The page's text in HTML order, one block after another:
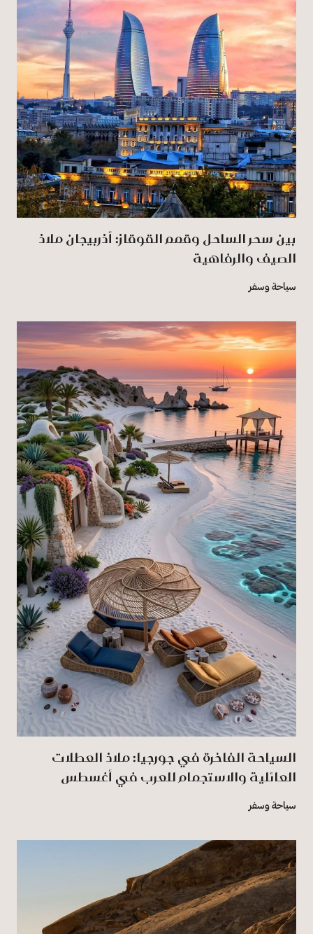
بين سحر الساحل وقمم القوقاز: أذربيجان ملاذ
الصيف والرفاهية
سياحة وسفر
السياحة الفاخرة في جورجيا: ملاذ العطلات
العائلية والاستجمام للعرب في أغسطس
سياحة وسفر